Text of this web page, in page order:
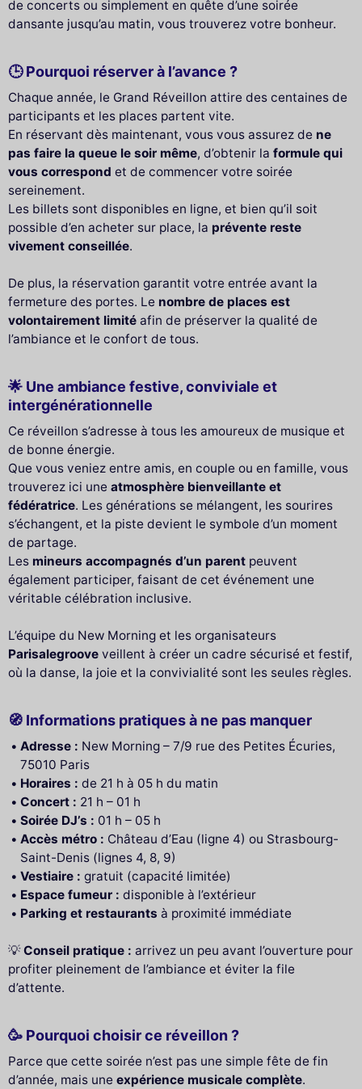
de concerts ou simplement en quête d’une soirée
dansante jusqu’au matin, vous trouverez votre bonheur.
🕒 Pourquoi réserver à l’avance ?
Chaque année, le Grand Réveillon attire des centaines de
participants et les places partent vite.
En réservant dès maintenant, vous vous assurez de ne
pas faire la queue le soir même, d’obtenir la formule qui
vous correspond et de commencer votre soirée
sereinement.
Les billets sont disponibles en ligne, et bien qu’il soit
possible d’en acheter sur place, la prévente reste
vivement conseillée.
De plus, la réservation garantit votre entrée avant la
fermeture des portes. Le nombre de places est
volontairement limité afin de préserver la qualité de
l’ambiance et le confort de tous.
🌟 Une ambiance festive, conviviale et
intergénérationnelle
Ce réveillon s’adresse à tous les amoureux de musique et
de bonne énergie.
Que vous veniez entre amis, en couple ou en famille, vous
trouverez ici une atmosphère bienveillante et
fédératrice. Les générations se mélangent, les sourires
s’échangent, et la piste devient le symbole d’un moment
de partage.
Les mineurs accompagnés d’un parent peuvent
également participer, faisant de cet événement une
véritable célébration inclusive.
L’équipe du New Morning et les organisateurs
Parisalegroove veillent à créer un cadre sécurisé et festif,
où la danse, la joie et la convivialité sont les seules règles.
🧭 Informations pratiques à ne pas manquer
Adresse : New Morning – 7/9 rue des Petites Écuries,
75010 Paris
Horaires : de 21 h à 05 h du matin
Concert : 21 h – 01 h
Soirée DJ’s : 01 h – 05 h
Accès métro : Château d’Eau (ligne 4) ou Strasbourg-
Saint-Denis (lignes 4, 8, 9)
Vestiaire : gratuit (capacité limitée)
Espace fumeur : disponible à l’extérieur
Parking et restaurants à proximité immédiate
💡Conseil pratique : arrivez un peu avant l’ouverture pour
profiter pleinement de l’ambiance et éviter la file
d’attente.
🥳 Pourquoi choisir ce réveillon ?
Parce que cette soirée n’est pas une simple fête de fin
d’année, mais une expérience musicale complète.